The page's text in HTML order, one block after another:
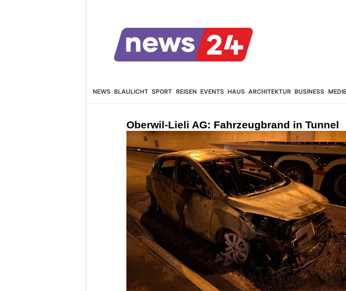
NEWS BLAULICHT SPORT REISEN EVENTS HAUS ARCHITEKTUR BUSINESS
Oberwil-Lieli AG: Fahrzeugbrand in Tunnel